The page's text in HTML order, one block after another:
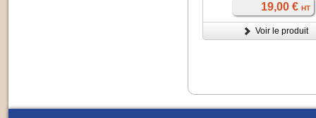
19,00 € HT
Voir le produit